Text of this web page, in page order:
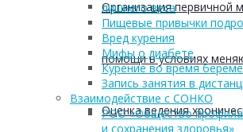
Организация первичной
помощи в условиях
Оценка ведения
лишнего веса
Пищевые привычки
Вред курения
Мифы о диабете
Курение во время
Запись занятия в
Взаимодействие с СОНКО
РОО «Общество
и сохранения здоровья»